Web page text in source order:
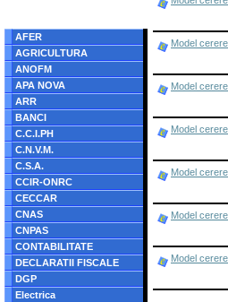
/home/eformulare.ro/public_html/navigare/
AFER
AGRICULTURA
ANOFM
APA NOVA
ARR
BANCI
C.C.I.PH
C.N.V.M.
C.S.A.
CCIR-ONRC
CECCAR
CNAS
CNPAS
CONTABILITATE
DECLARATII FISCALE
DGP
Electrica
Model
Model
Model
Model
Model
Model